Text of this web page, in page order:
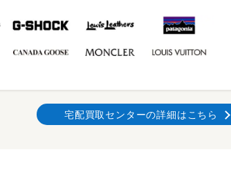
宅配買取センターの詳細はこちら